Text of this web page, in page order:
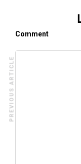
Comment
PREVIOUS ARTICLE